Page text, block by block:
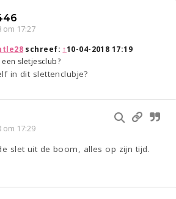
om 17:27
schreef: ↑10-04-2018 17:19
sletjesclub?
in dit slettenclubje?
om 17:29
slet uit de boom, alles op zijn tijd.